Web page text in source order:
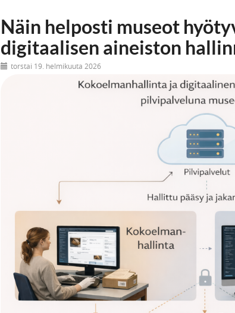
Näin helposti museot
digitaalisen aineiston
torstai 19. helmikuuta 2026